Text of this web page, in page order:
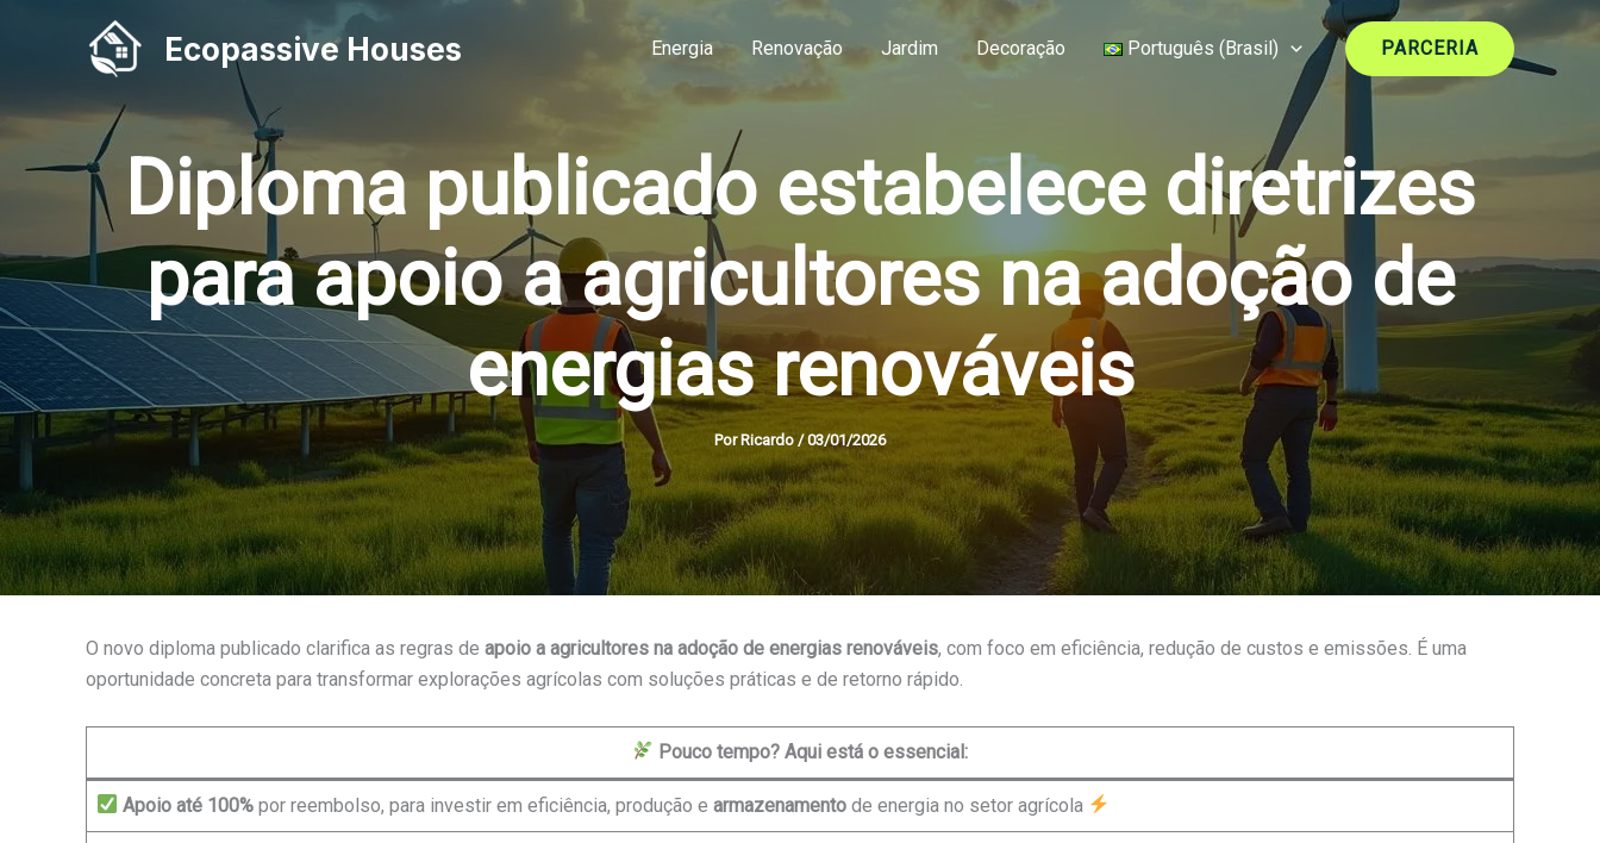
conteúdo
Ecopassive Houses Energia Renovação Jardim Decoração Português (Brasil) PARCERIA
Diploma publicado estabelece diretrizes
para apoio a agricultores na adoção de
energias renováveis
Por Ricardo /03/01/2026
O novo diploma publicado clarifica as regras de apoio a agricultores na adoção de energias renováveis, com foco em eficiência, redução de custos e emissões. É uma
oportunidade concreta para transformar explorações agrícolas com soluções práticas e de retorno rápido.
Pouco tempo? Aqui está o essencial:
Apoio até 100% por reembolso, para investir em eficiência, produção earmazenamento de energia no setor agrícola